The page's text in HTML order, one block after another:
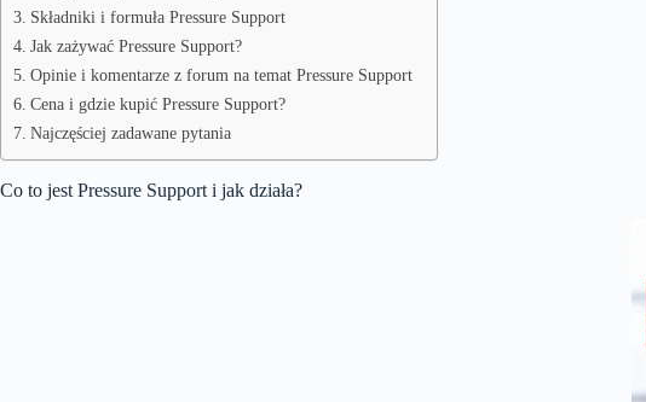
Składniki i formuła Pressure Support
Jak zażywać Pressure Support?
Opinie i komentarze z forum na temat Pressure Support
Cena i gdzie kupić Pressure Support?
Najczęściej zadawane pytania
Co to jest Pressure Support i jak działa?